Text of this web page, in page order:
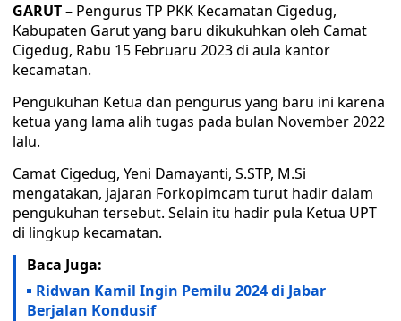
GARUT– Pengurus TP PKK Kecamatan Cigedug,
Kabupaten Garut yang baru dikukuhkan oleh Camat
Cigedug, Rabu 15 Februaru 2023 di aula kantor
kecamatan.
Pengukuhan Ketua dan pengurus yang baru ini karena
ketua yang lama alih tugas pada bulan November 2022
lalu.
Camat Cigedug, Yeni Damayanti, S.STP, M.Si
mengatakan, jajaran Forkopimcam turut hadir dalam
pengukuhan tersebut. Selain itu hadir pula Ketua UPT
di lingkup kecamatan.
Baca Juga:
Ridwan Kamil Ingin Pemilu 2024 di Jabar
Berjalan Kondusif